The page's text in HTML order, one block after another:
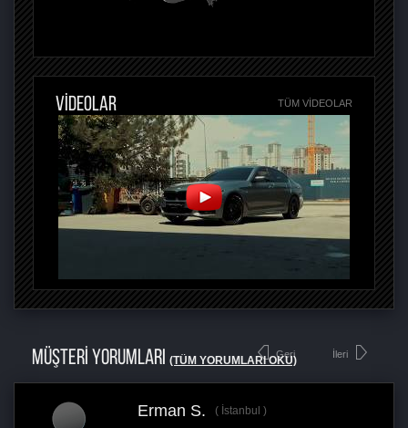
VİDEOLAR TÜM VIDEOLAR
MÜŞTERİ YORUMLARI (TÜM YORUMLARI OKU)
Geri
Erman S.
İstanbul
İleri